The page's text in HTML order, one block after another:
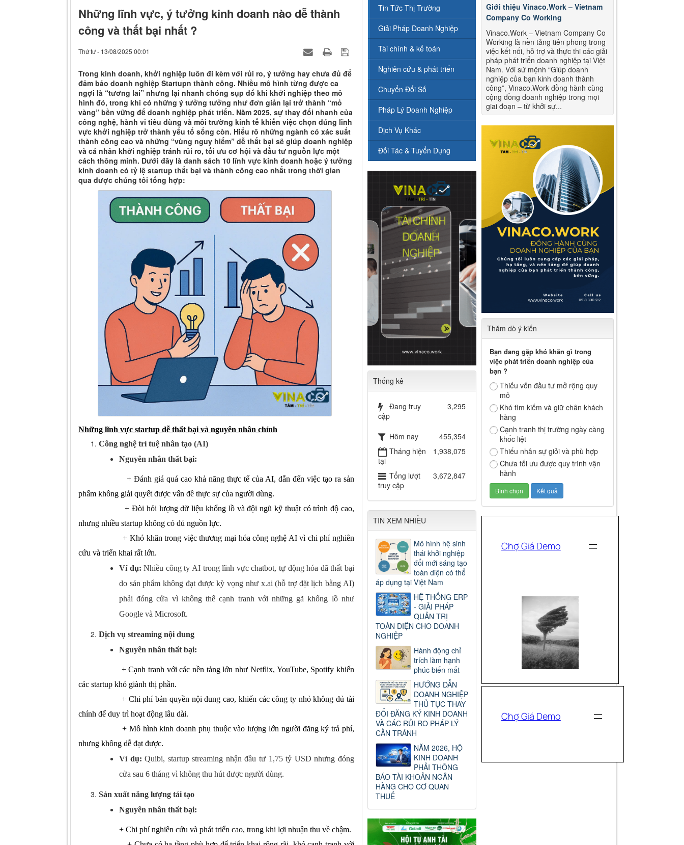
Những lĩnh vực, ý tưởng kinh doanh nào dễ thành
công và thất bại nhất ?
Thứ tư - 13/08/2025 00:01
Trong kinh doanh, khởi nghiệp luôn đi kèm với rủi ro, ý tưởng hay chưa đủ để
đảm bảo doanh nghiệp Startupn thành công. Nhiều mô hình từng được ca
ngợi là “tương lai” nhưng lại nhanh chóng sụp đổ khi khởi nghiệp theo mô
hình đó, trong khi có những ý tưởng tưởng như đơn giản lại trở thành “mỏ
vàng” bền vững để doanh nghiệp phát triển. Năm 2025, sự thay đổi nhanh của
công nghệ, hành vi tiêu dùng và môi trường kinh tế khiến việc chọn đúng lĩnh
vực khởi nghiệp trở thành yếu tố sống còn. Hiểu rõ những ngành có xác suất
thành công cao và những “vùng nguy hiểm” dễ thất bại sẽ giúp doanh nghiệp
và cá nhân khởi nghiệp tránh rủi ro, tối ưu cơ hội và đầu tư nguồn lực một
cách thông minh. Dưới đây là danh sách 10 lĩnh vực kinh doanh hoặc ý tưởng
kinh doanh có tỷ lệ startup thất bại và thành công cao nhất trong thời gian
qua được chúng tôi tổng hợp:
Những lĩnh vực startup dễ thất bại và nguyên nhân chính
Công nghệ trí tuệ nhân tạo (AI)
Nguyên nhân thất bại:
+ Đánh giá quá cao khả năng thực tế của AI, dẫn đến việc tạo ra sản
phẩm không giải quyết được vấn đề thực sự của người dùng.
+ Đòi hỏi lượng dữ liệu khổng lồ và đội ngũ kỹ thuật có trình độ cao,
nhưng nhiều startup không có đủ nguồn lực.
+Khó khăn trong việc thương mại hóa công nghệ AI vì chi phí nghiên
cứu và triển khai rất lớn.
Ví dụ: Nhiều công ty AI trong lĩnh vực chatbot, tự động hóa đã thất bại
do sản phẩm không đạt được kỳ vọng như x.ai (hỗ trợ đặt lịch bằng AI)
phải đóng cửa vì không thể cạnh tranh với những gã khổng lồ như
Google và Microsoft.
Dịch vụ streaming nội dung
Nguyên nhân thất bại:
+Cạnh tranh với các nền tảng lớn như Netflix, YouTube, Spotify khiến
các startup khó giành thị phần.
+ Chi phí bản quyền nội dung cao, khiến các công ty nhỏ không đủ tài
chính để duy trì hoạt động lâu dài.
+ Mô hình kinh doanh phụ thuộc vào lượng lớn người đăng ký trả phí,
nhưng không dễ đạt được.
Ví dụ: Quibi, startup streaming nhận đầu tư 1,75 tỷ USD nhưng đóng
cửa sau 6 tháng vì không thu hút được người dùng.
Sản xuất năng lượng tái tạo
Nguyên nhân thất bại:
+ Chi phí nghiên cứu và phát triển cao, trong khi lợi nhuận thu về chậm.
Giới thiệu Vinaco.Work – Vietnam
Company Co Working
Vinaco.Work – Vietnam Company Co
Working là nền tảng tiên phong trong
việc kết nối, hỗ trợ và thực thi các giải
pháp phát triển doanh nghiệp tại Việt
Nam. Với sứ mệnh “Giúp doanh
nghiệp của bạn kinh doanh thành
công”, Vinaco.Work đồng hành cùng
cộng đồng doanh nghiệp trong mọi
giai đoạn – từ khởi sự...
Thăm dò ý kiến
Bạn đang gặp khó khăn gì trong
việc phát triển doanh nghiệp của
bạn ?
Thiếu vốn đầu tư mở rộng quy
mô
Khó tìm kiếm và giữ chân khách
hàng
Cạnh tranh thị trường ngày càng
khốc liệt
Thiếu nhân sự giỏi và phù hợp
Chưa tối ưu được quy trình vận
hành
Tin Tức Thị Trường
Giải Pháp Doanh Nghiệp
Tài chính & kế toán
Nghiên cứu & phát triển
Chuyển Đổi Số
Pháp Lý Doanh Nghiệp
Dịch Vụ Khác
Đối Tác & Tuyển Dụng
Thống kê
Đang truy
cập
3,295
Hôm nay
455,354
Tháng hiện
tại
1,938,075
Tổng lượt
truy cập
3,672,847
TIN XEM NHIỀU
Mô hình hệ sinh
thái khởi nghiệp
đổi mới sáng tạo
toàn diện có thể
áp dụng tại Việt Nam
HỆ THỐNG ERP
- GIẢI PHÁP
QUẢN TRỊ
TOÀN DIỆN CHO DOANH
NGHIỆP
Hành động chỉ
trích làm hạnh
phúc biến mất
HƯỚNG DẪN
DOANH NGHIỆP
THỦ TỤC THAY
ĐỔI ĐĂNG KÝ KINH DOANH
VÀ CÁC RỦI RO PHÁP LÝ
CẦN TRÁNH
NĂM 2026, HỘ
KINH DOANH
PHẢI THÔNG
BÁO TÀI KHOẢN NGÂN
HÀNG CHO CƠ QUAN
THUẾ